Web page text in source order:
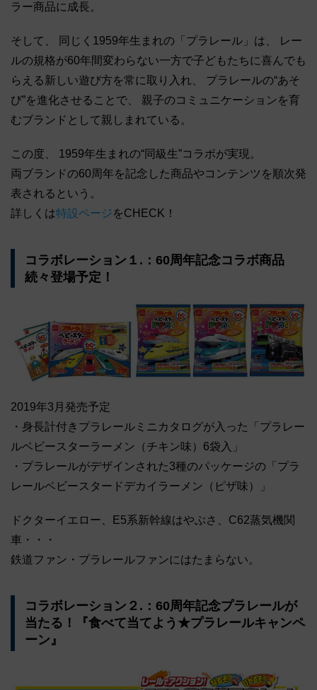
ラー商品に成長。
そして、 同じく1959年生まれの「プラレール」は、 レー
ルの規格が60年間変わらない一方で子どもたちに喜んでも
らえる新しい遊び方を常に取り入れ、 プラレールの“あそ
び”を進化させることで、 親子のコミュニケーションを育
むブランドとして親しまれている。
この度、 1959年生まれの“同級生”コラボが実現。
両ブランドの60周年を記念した商品やコンテンツを順次発
表されるという。
詳しくは特設ページをCHECK！
コラボレーション１.：60周年記念コラボ商品
続々登場予定！
2019年3月発売予定
・身長計付きプラレールミニカタログが入った「プラレー
ルベビースターラーメン（チキン味）6袋入」
・プラレールがデザインされた3種のパッケージの「プラ
レールベビースタードデカイラーメン（ピザ味）」
ドクターイエロー、E5系新幹線はやぶさ、C62蒸気機関
車・・・
鉄道ファン・プラレールファンにはたまらない。
コラボレーション２.：60周年記念プラレールが
当たる！『食べて当てよう★プラレールキャンペ
ーン』